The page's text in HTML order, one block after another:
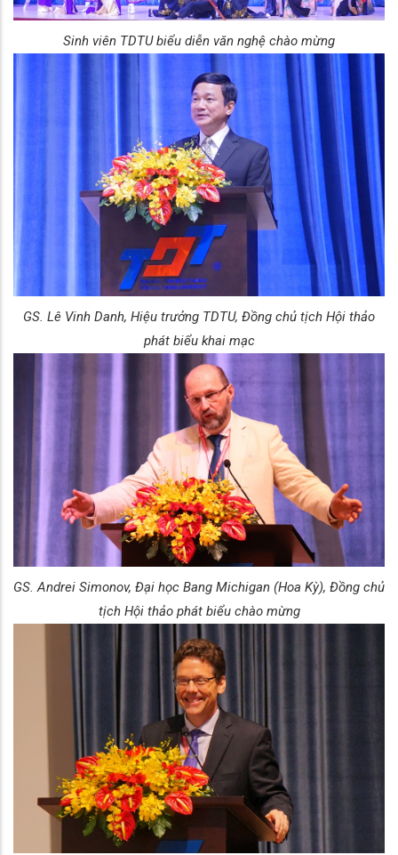
Sinh viên TDTU biểu diễn văn nghệ chào mừng
GS. Lê Vinh Danh, Hiệu trưởng TDTU, Đồng chủ tịch Hội thảo
phát biểu khai mạc
GS. Andrei Simonov, Đại học Bang Michigan (Hoa Kỳ), Đồng chủ
tịch Hội thảo phát biểu chào mừng